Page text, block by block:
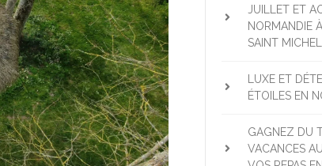
JUILLET ET
NORMANDIE
SAINT MICHEL
LUXE ET
ÉTOILES EN
GAGNEZ DU
VACANCES